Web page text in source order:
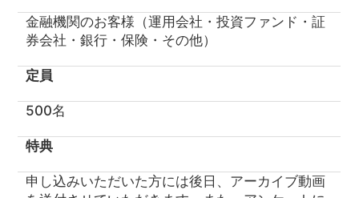
金融機関のお客様（運用会社・投資ファンド・証
券会社・銀行・保険・その他）
定員
500名
特典
申し込みいただいた方には後日、アーカイブ動画